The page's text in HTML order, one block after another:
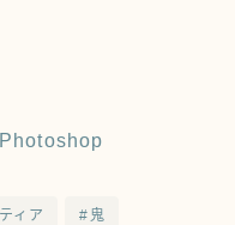
ィア #鬼